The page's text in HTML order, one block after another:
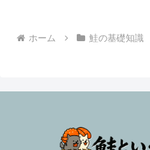
ホーム 鮭の基礎知識